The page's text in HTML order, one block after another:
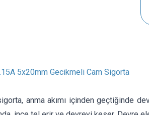
5x20mm Gecikmeli Cam Sigorta
anma akımı içinden geçtiğinde